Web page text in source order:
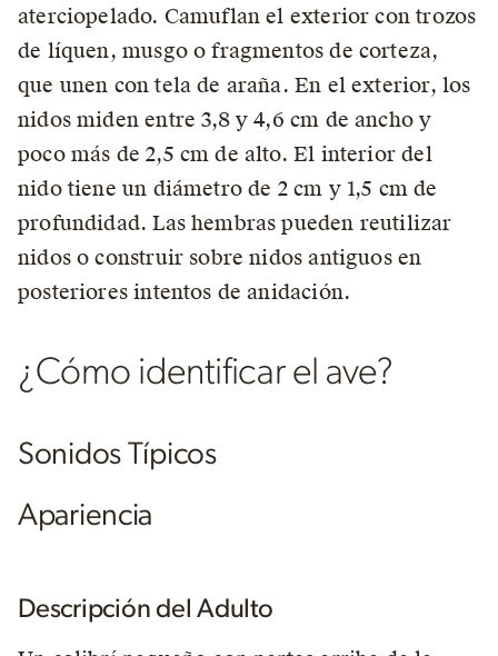
aterciopelado. Camuflan el exterior con trozos
de líquen, musgo o fragmentos de corteza,
que unen con tela de araña. En el exterior, los
nidos miden entre 3,8 y 4,6 cm de ancho y
poco más de 2,5 cm de alto. El interior del
nido tiene un diámetro de 2 cm y 1,5 cm de
profundidad. Las hembras pueden reutilizar
nidos o construir sobre nidos antiguos en
posteriores intentos de anidación.
¿Cómo identificar el ave?
Sonidos Típicos
Apariencia
Descripción del Adulto